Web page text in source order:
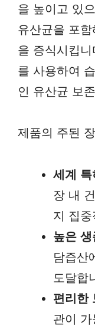
을 높이고 있
유산균을 포
을 증식시킵니
를 사용하여
인 유산균 보
제품의 주된
세계
장 내
지 집
높은 생
담즙산
도달합
편리한
관이